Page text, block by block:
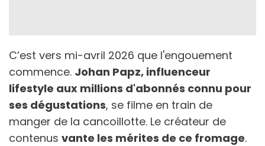
C’est vers mi-avril 2026 que l'engouement
commence. Johan Papz, influenceur
lifestyle aux millions d'abonnés connu pour
ses dégustations, se filme en train de
manger de la cancoillotte. Le créateur de
contenus vante les mérites de ce fromage.